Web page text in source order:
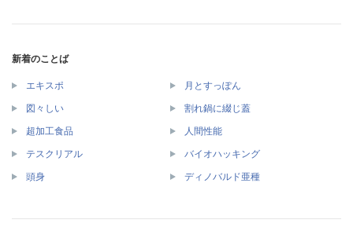
新着のことば
エキスポ 月とすっぽん
図々しい 割れ鍋に綴じ蓋
超加工食品 人間性能
テスクリアル バイオハッキング
頭身 ディノバルド亜種